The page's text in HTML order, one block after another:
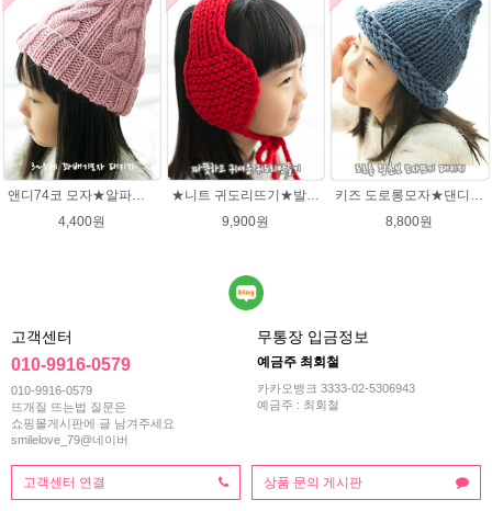
앤디74코 모자★알파카폴로 뜨개실 모자뜨개질 손뜨개
4,400원
★니트 귀도리뜨기★발렌타인울 뜨개실 DIY 뜨개질
9,900원
키즈 도로롱모자★댄디울 모자뜨기(댄디울 2타래)
8,800원
고객센터
010-9916-0579
010-9916-0579
뜨개질 뜨는법 질문은
쇼핑몰게시판에 글 남겨주세요
smilelove_79@네이버
무통장 입금정보
예금주 최회철
카카오뱅크 3333-02-5306943
예금주 : 최회철
고객센터 연결 상품 문의 게시판